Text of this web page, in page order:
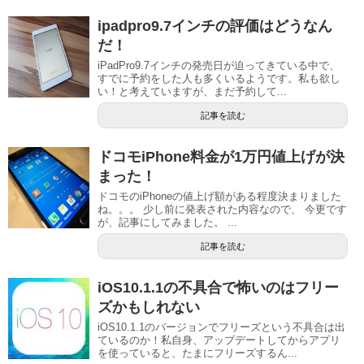
ipadpro9.7インチの評価はどうなん
だ！
iPadPro9.7インチの発売日が迫ってきている中で、
すでに予約をした人も多くいるようです。私も欲し
い！と考えていますが、まだ予約して...
記事を読む
ドコモiPhone料金が1万円値上げが決
まった！
ドコモのiPhoneの値上げ額がある程度決まりました
ね。。。 少し前に発表された内容なので、 今更です
が、記事にしてみました。 ...
記事を読む
iOS10.1.1の不具合で怖いのはフリー
ズかもしれない
iOS10.1.1のバージョンでフリーズという不具合は出
ているのか！私自身、アップデートしてからアプリ
を使っていると、たまにフリーズするん...